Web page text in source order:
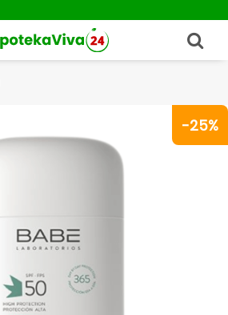
-25%